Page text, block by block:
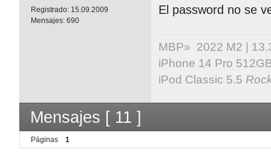
Registrado: 15.09.2009
Mensajes: 690
El password no se
MBP» 2022 M2 |
iPhone 14 Pro
iPod Classic 5.5
Mensajes [ 11 ]
Páginas 1